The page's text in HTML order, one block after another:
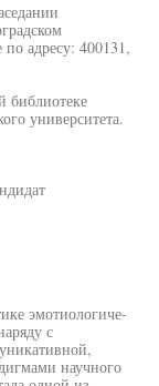
по адресу: 400131,
библиотеке
университета.
эмотиологиче-
с
научного